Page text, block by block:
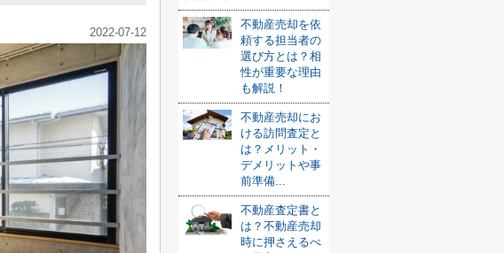
2022-07-12
不動産売却を依
頼する担当者の
選び方とは？相
性が重要な理由
も解説！
不動産売却にお
ける訪問査定と
は？メリット・
デメリットや事
前準備...
不動産査定書と
は？不動産売却
時に押さえるべ